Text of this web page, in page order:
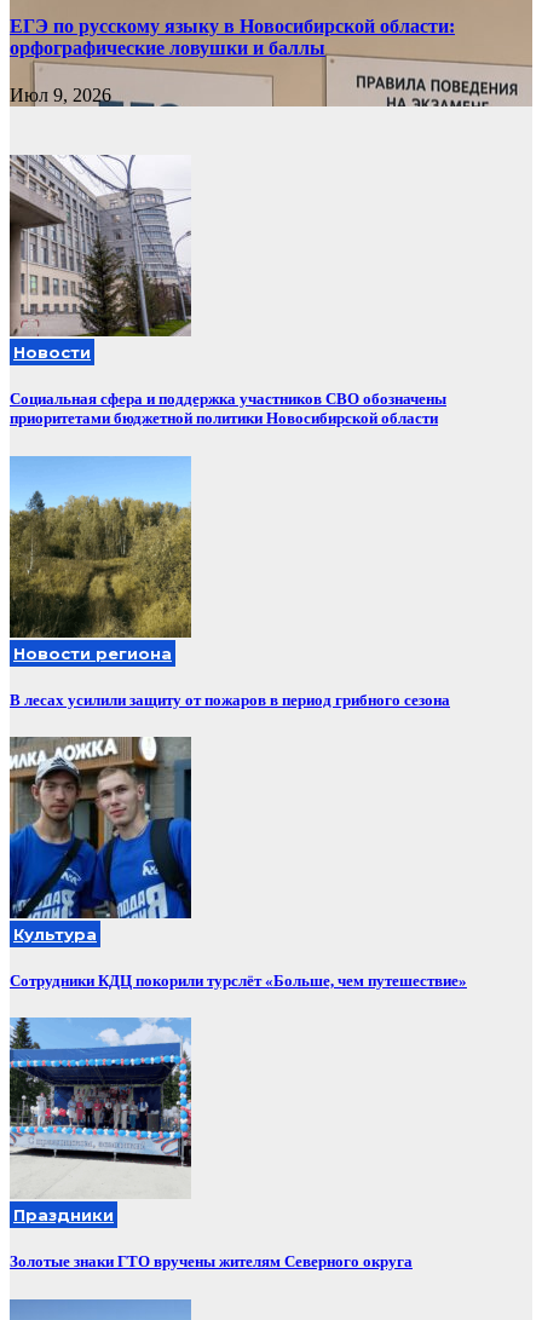
ЕГЭ по русскому языку в Новосибирской области:
орфографические ловушки и баллы
Июл 9, 2026
Новости
Социальная сфера и поддержка участников СВО обозначены
приоритетами бюджетной политики Новосибирской области
Новости региона
В лесах усилили защиту от пожаров в период грибного сезона
Культура
Сотрудники КДЦ покорили турслёт «Больше, чем путешествие»
Праздники
Золотые знаки ГТО вручены жителям Северного округа